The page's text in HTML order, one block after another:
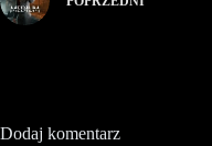
Dodaj komentarz